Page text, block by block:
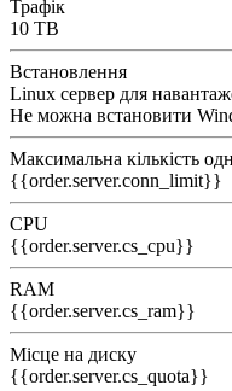
Трафік
10 TB
Встановлення
Linux сервер для
Не можна встановити
Максимальна кількість
{{order.server.conn_limit}}
CPU
{{order.server.cs_cpu}}
RAM
{{order.server.cs_ram}}
Місце на диску
{{order.server.cs_quota}}